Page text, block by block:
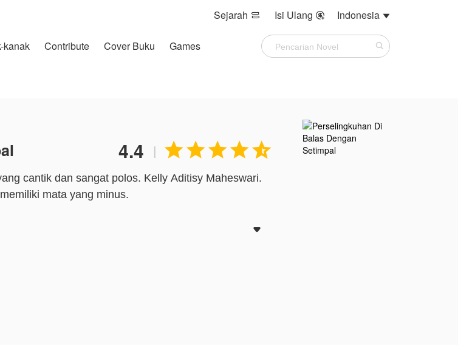
Sejarah  Isi Ulang  Indonesia 
kanak Contribute Cover Buku Games
4.4 | 
cantik dan sangat polos. Kelly Aditisy Maheswari.
mata yang minus.
suaminya sendiri berselingkuh dengan Tasya
tujuan.
bahwa dirinya sangat tidak diinginkan, bahwa
